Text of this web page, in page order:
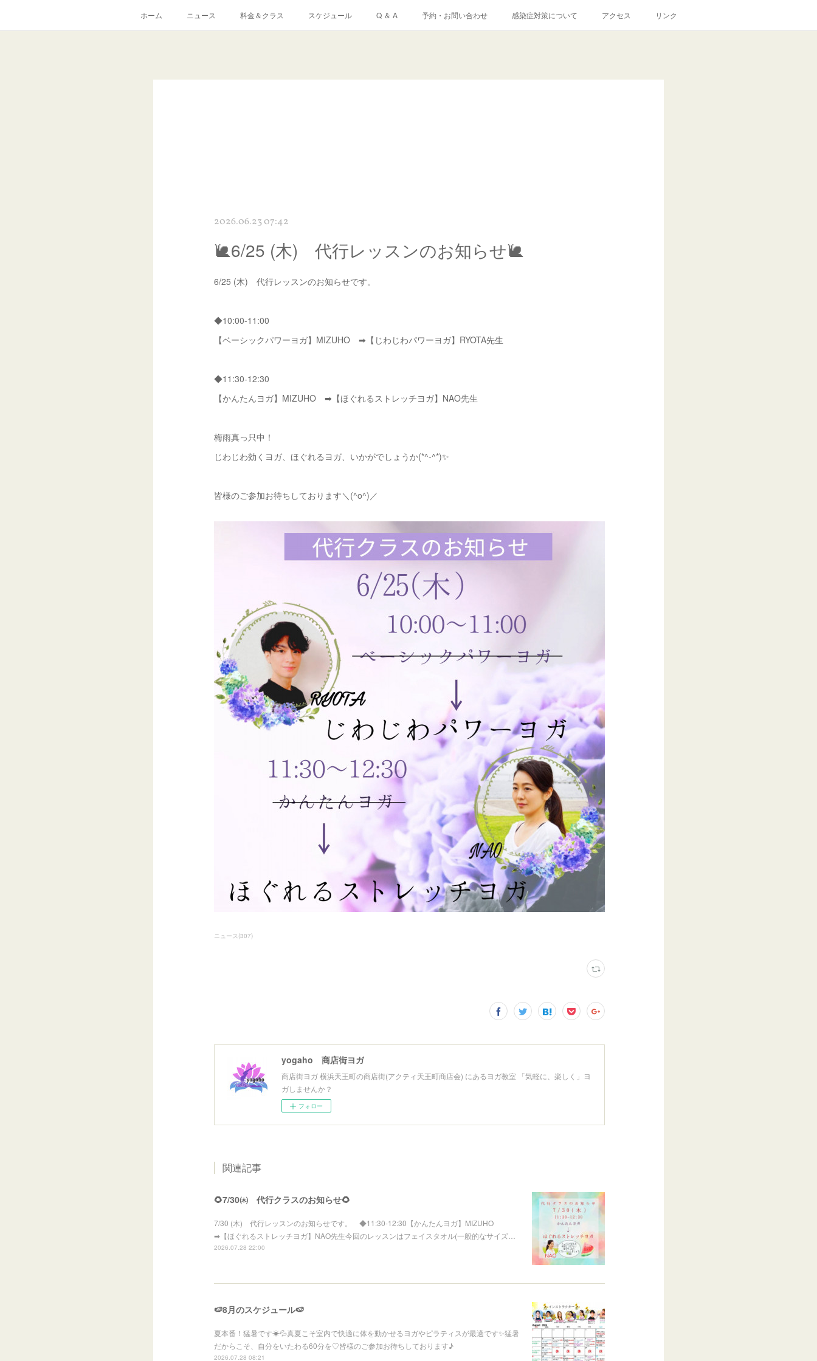
ホーム ニュース 料金＆クラス スケジュール Q ＆ A 予約・お問い合わせ 感染症対策について アクセス リンク
2026.06.23 07:42
🐌6/25 (木) 代行レッスンのお知らせ🐌
6/25 (木) 代行レッスンのお知らせです。
◆10:00-11:00
【ベーシックパワーヨガ】MIZUHO ➡【じわじわパワーヨガ】RYOTA先生
◆11:30-12:30
【かんたんヨガ】MIZUHO ➡【ほぐれるストレッチヨガ】NAO先生
梅雨真っ只中！
じわじわ効くヨガ、ほぐれるヨガ、いかがでしょうか(*^-^*)✨
皆様のご参加お待ちしております＼(^o^)／
ニュース(307)
yogaho 商店街ヨガ
商店街ヨガ 横浜天王町の商店街(アクティ天王町商店会) にあるヨガ教室 「気軽に、楽しく」ヨ
ガしませんか？
フォロー
関連記事
🌻7/30㈭ 代行クラスのお知らせ🌻
7/30 (木) 代行レッスンのお知らせです。 ◆11:30-12:30【かんたんヨガ】MIZUHO
➡【ほぐれるストレッチヨガ】NAO先生今回のレッスンはフェイスタオル(一般的なサイズ…
2026.07.28 22:00
🍉8月のスケジュール🍉
夏本番！猛暑です☀💦真夏こそ室内で快適に体を動かせるヨガやピラティスが最適です✨猛暑
だからこそ、自分をいたわる60分を♡皆様のご参加お待ちしております♪
2026.07.28 08:21